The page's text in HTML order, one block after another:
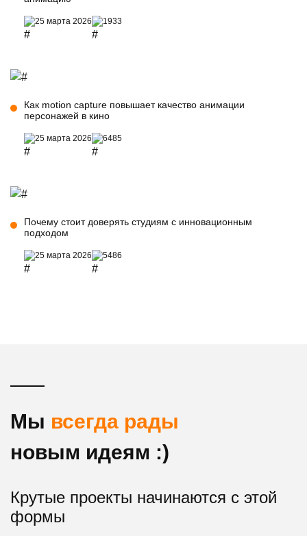
25 марта 2026 1933
Как motion capture повышает качество анимации
персонажей в кино
25 марта 2026 6485
Почему стоит доверять студиям с инновационным
подходом
25 марта 2026 5486
Мы всегда рады
новым идеям :)
Крутые проекты начинаются с этой
формы